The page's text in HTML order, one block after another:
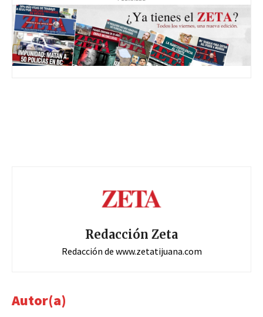
Redacción Zeta
Redacción de www.zetatijuana.com
Autor(a)